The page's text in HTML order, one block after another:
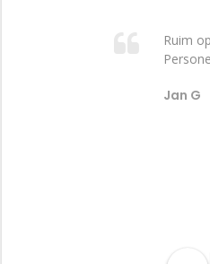
Ruim
Jan G